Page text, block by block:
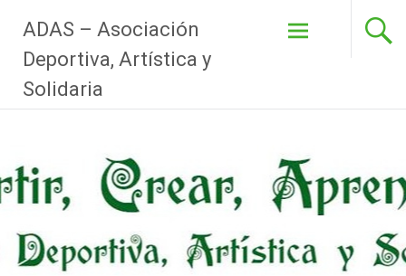
ADAS – Asociación
Deportiva, Artística y
Solidaria
Pasar
al
contenido